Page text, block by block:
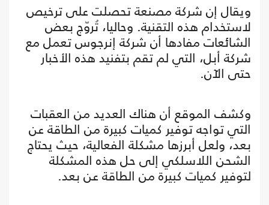
ويقال إن شركة مصنعة تحصلت على ترخيص
لاستخدام هذه التقنية. وحاليا، تُروّج بعض
الشائعات مفادها أن شركة إنرجوس تعمل مع
شركة أبل، التي لم تقم بتفنيد هذه الأخبار
حتى الآن.
وكشف الموقع أن هناك العديد من العقبات
التي تواجه توفير كميات كبيرة من الطاقة عن
بعد، ولعل أبرزها مشكلة الفعالية، حيث يحتاج
الشحن اللاسلكي إلى حل هذه المشكلة
لتوفير كميات كبيرة من الطاقة عن بعد.